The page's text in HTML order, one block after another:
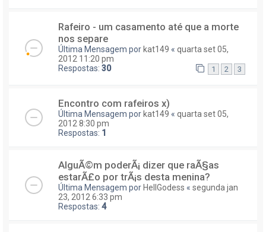
Rafeiro - um casamento até que a morte
nos separe
Última Mensagem por kat149 « quarta set 05,
2012 11:20 pm
Respostas: 30 1 2 3
Encontro com rafeiros x)
Última Mensagem por kat149 « quarta set 05,
2012 8:30 pm
Respostas: 1
AlguÃ©m poderÃ¡ dizer que raÃ§as
estarÃ£o por trÃ¡s desta menina?
Última Mensagem por HellGodess « segunda jan
23, 2012 6:33 pm
Respostas: 4